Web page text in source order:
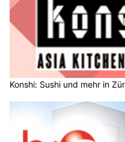
Konshi: Sushi und mehr in